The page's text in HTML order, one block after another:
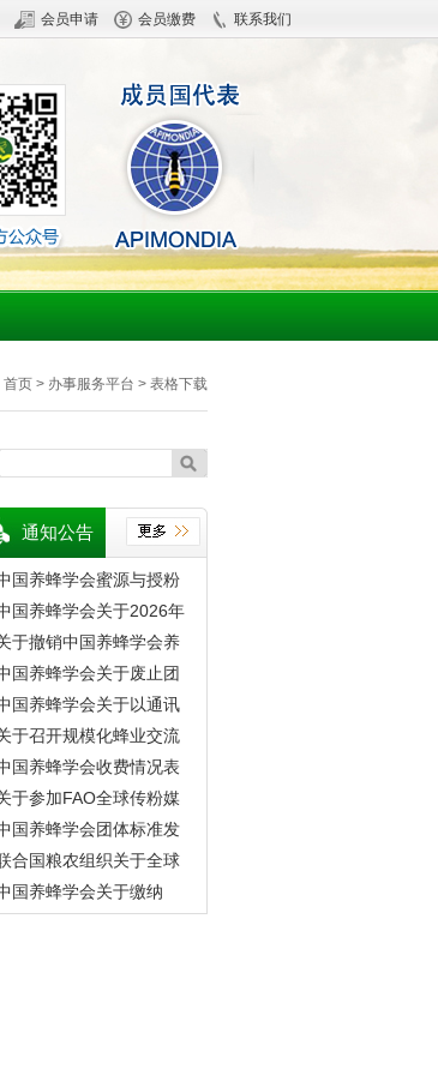
会员申请 会员缴费 联系我们
首页 > 办事服务平台 > 表格下载
通知公告
国养蜂学会蜜源与授粉
业委员会第20次蜜蜂授
学术交流会暨向日葵授
现场观摩会通知 （第二
）
国养蜂学会关于2026年
术年会的预通知
于撤销中国养蜂学会养
者专业委员会的公告
国养蜂学会关于废止团
标准《成熟蜂蜜》的公
国养蜂学会关于以通讯
式召开第九届第四次理
会的通知
于召开规模化蜂业交流
摩会的通知
国养蜂学会收费情况表
于参加FAO全球传粉媒
平台研讨会的通知
国养蜂学会团体标准发
公告
合国粮农组织关于全球
粉媒介平台研讨会的通
国养蜂学会关于缴纳